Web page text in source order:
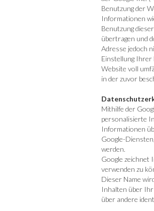
Benutzung der
Informationen
Benutzung
übertragen und
Adresse jedoch
Einstellung Ihrer
Website voll
in der zuvor
Mithilfe der
personalisierte
Informationen
Google-
werden.
Google zeichnet
verwenden zu
Dieser Name
Inhalten über
über andere